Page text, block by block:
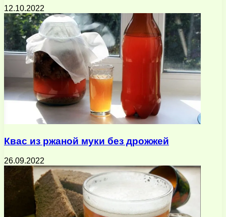
12.10.2022
Квас из ржаной муки без дрожжей
26.09.2022